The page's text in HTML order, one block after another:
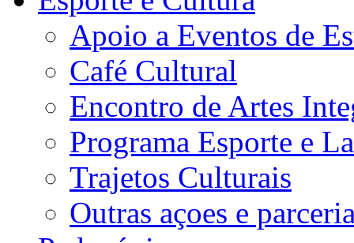
Apoio a Eventos de
Café Cultural
Encontro de Artes
Programa Esporte e
Trajetos Culturais
Outras açoes e